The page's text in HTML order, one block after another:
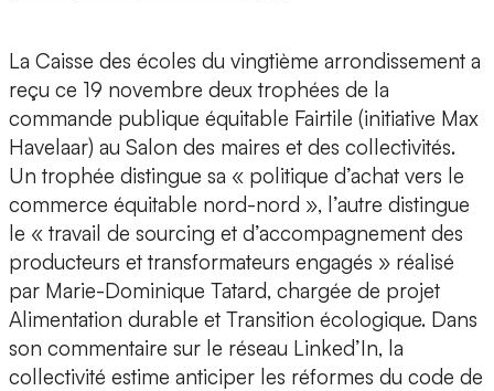
La Caisse des écoles du vingtième arrondissement a
reçu ce 19 novembre deux trophées de la
commande publique équitable Fairtile (initiative Max
Havelaar) au Salon des maires et des collectivités.
Un trophée distingue sa « politique d’achat vers le
commerce équitable nord-nord », l’autre distingue
le « travail de sourcing et d’accompagnement des
producteurs et transformateurs engagés » réalisé
par Marie-Dominique Tatard, chargée de projet
Alimentation durable et Transition écologique. Dans
son commentaire sur le réseau Linked’In, la
collectivité estime anticiper les réformes du code de